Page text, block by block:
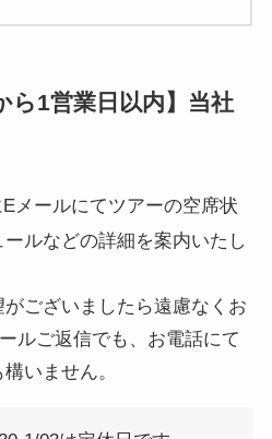
ら1営業日以内】当社
メールにてツアーの空席状
ルなどの詳細を案内いたし
ございましたら遠慮なくお
ルご返信でも、お電話にて
いません。